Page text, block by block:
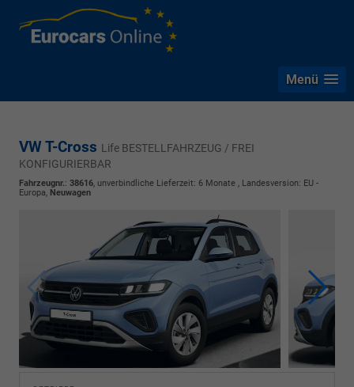
Menü
VW T-Cross Life BESTELLFAHRZEUG / FREI
KONFIGURIERBAR
Fahrzeugnr.: 38616, unverbindliche Lieferzeit: 6 Monate , Landesversion: EU -
Europa, Neuwagen